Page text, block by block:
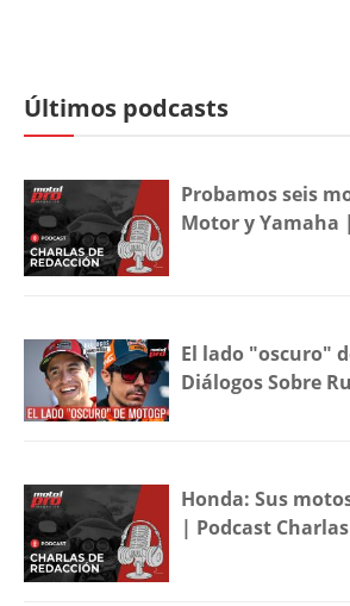
Últimos podcasts
Probamos seis
Motor y Yamaha
El lado "oscuro"
Diálogos Sobre
Honda: Sus
| Podcast